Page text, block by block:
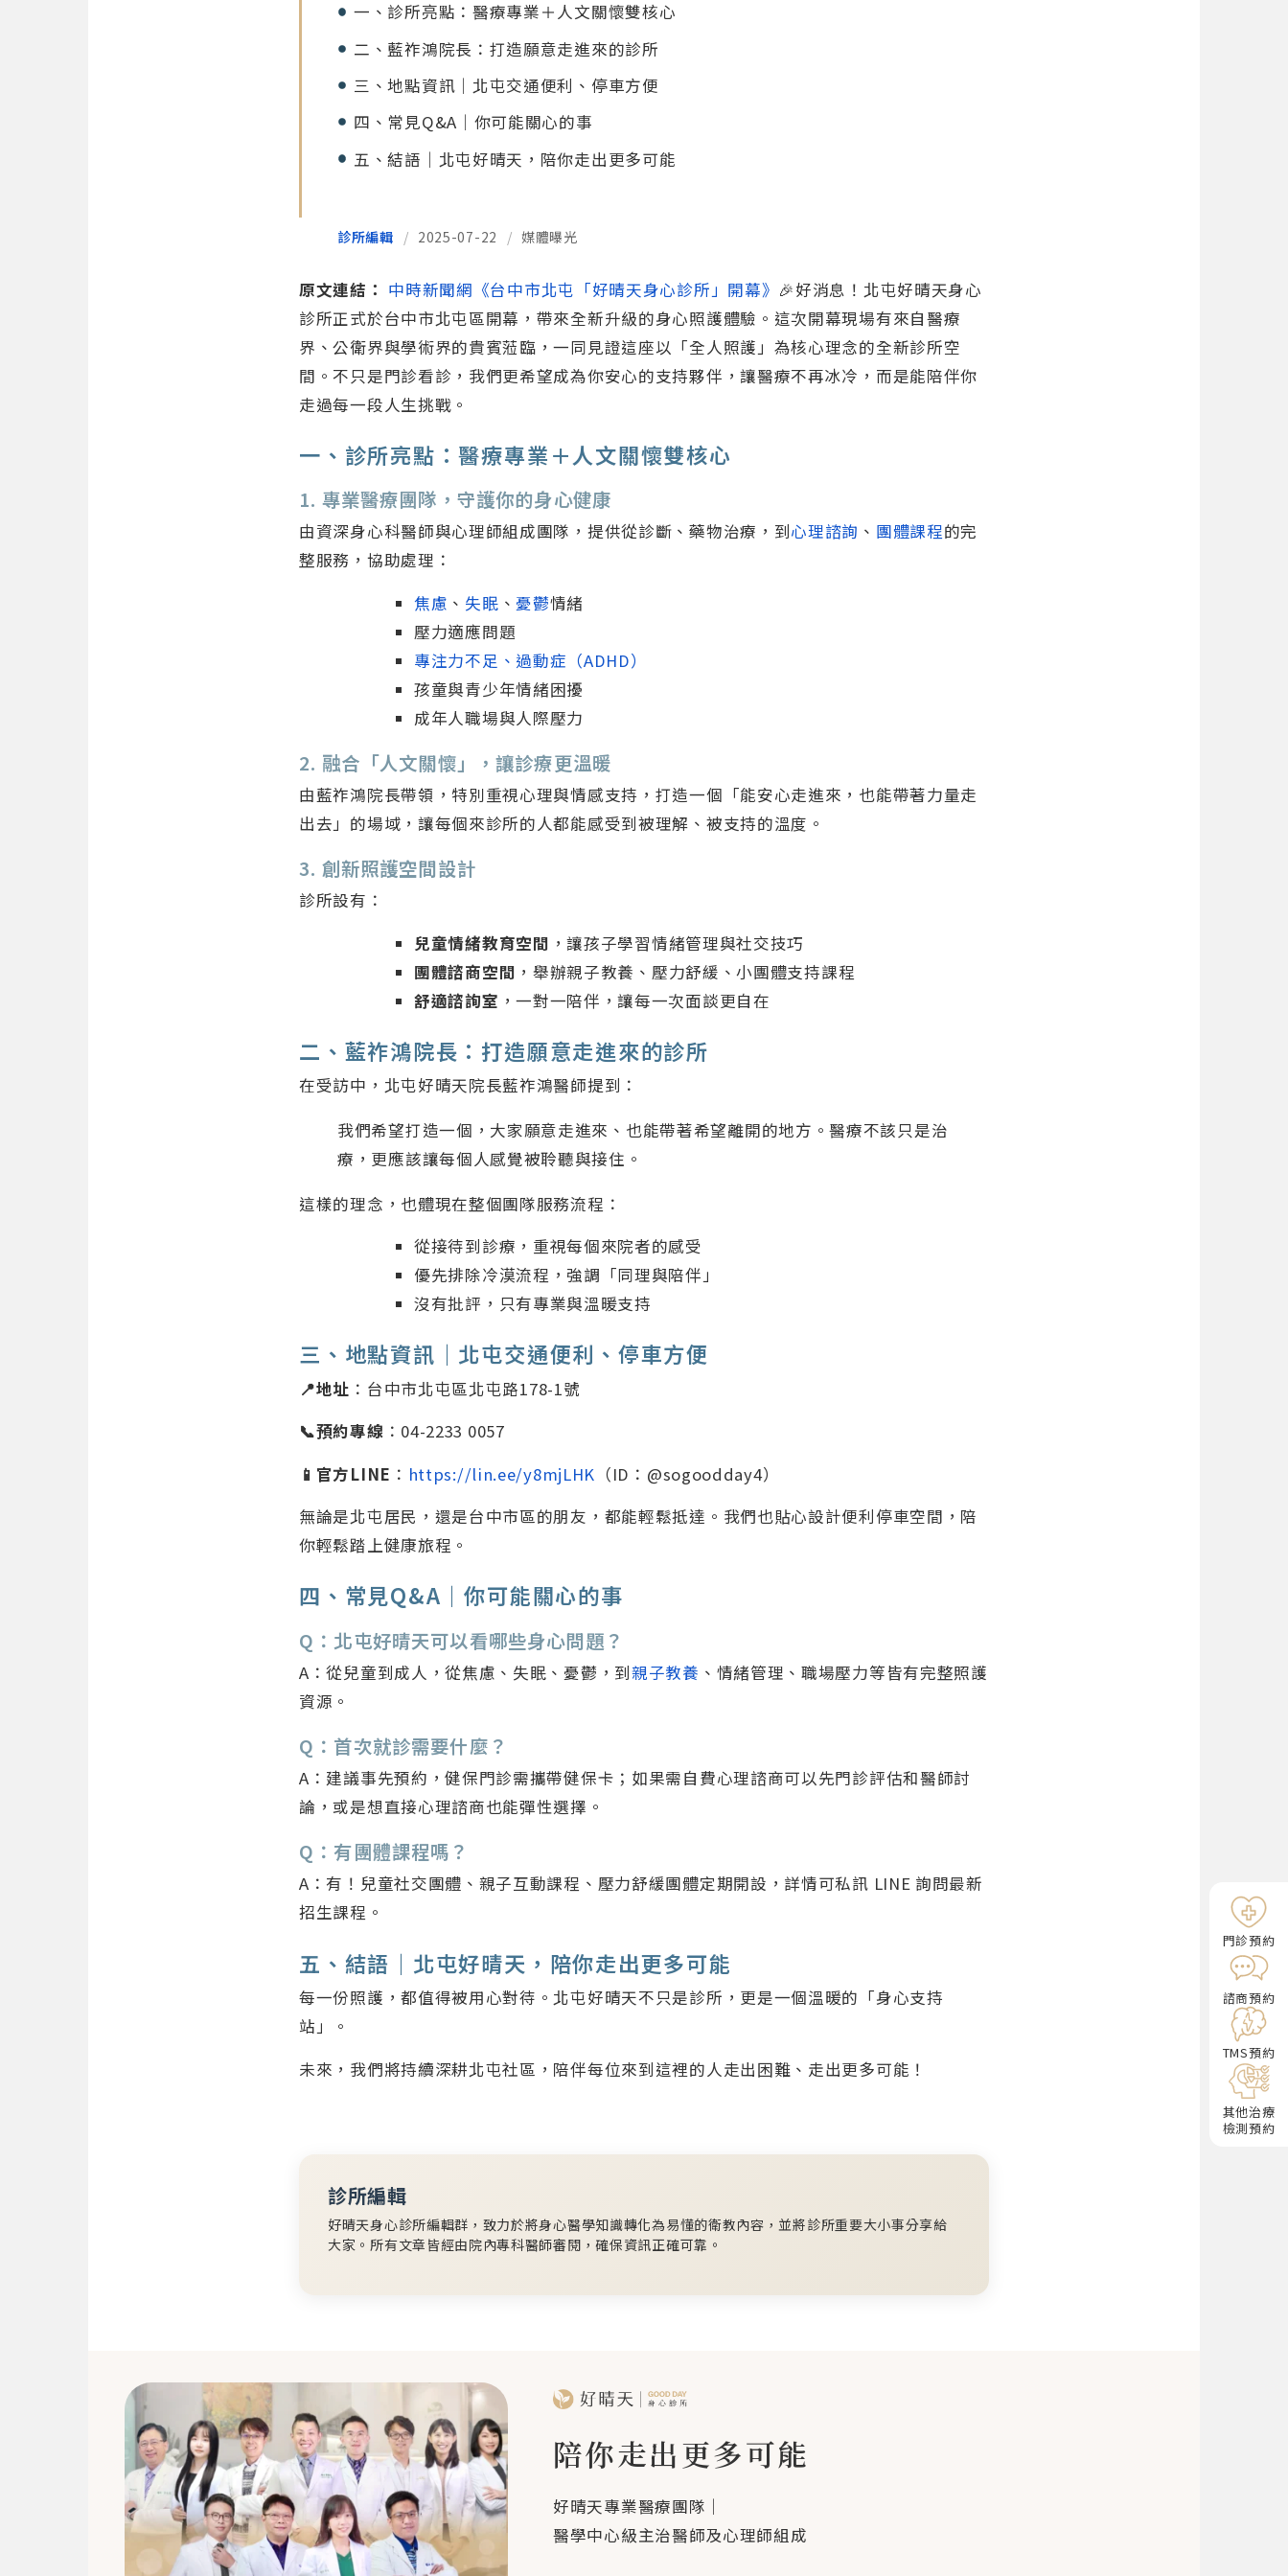
一、診所亮點：醫療專業＋人文關懷雙核心
二、藍祚鴻院長：打造願意走進來的診所
三、地點資訊｜北屯交通便利、停車方便
四、常見Q&A｜你可能關心的事
五、結語｜北屯好晴天，陪你走出更多可能
診所編輯 / 2025-07-22 / 媒體曝光
原文連結： 中時新聞網《台中市北屯「好晴天身心診所」開幕》 🎉好消息！北屯好晴天身心
診所正式於台中市北屯區開幕，帶來全新升級的身心照護體驗。這次開幕現場有來自醫療
界、公衛界與學術界的貴賓蒞臨，一同見證這座以「全人照護」為核心理念的全新診所空
間。不只是門診看診，我們更希望成為你安心的支持夥伴，讓醫療不再冰冷，而是能陪伴你
走過每一段人生挑戰。
一、診所亮點：醫療專業＋人文關懷雙核心
1. 專業醫療團隊，守護你的身心健康
由資深身心科醫師與心理師組成團隊，提供從診斷、藥物治療，到心理諮詢 、 團體課程的完
整服務，協助處理：
焦慮 、 失眠 、 憂鬱情緒
壓力適應問題
專注力不足、過動症（ADHD）
孩童與青少年情緒困擾
成年人職場與人際壓力
2. 融合「人文關懷」，讓診療更溫暖
由藍祚鴻院長帶領，特別重視心理與情感支持，打造一個「能安心走進來，也能帶著力量走
出去」的場域，讓每個來診所的人都能感受到被理解、被支持的溫度。
3. 創新照護空間設計
診所設有：
兒童情緒教育空間 ，讓孩子學習情緒管理與社交技巧
團體諮商空間 ，舉辦親子教養、壓力舒緩、小團體支持課程
舒適諮詢室 ，一對一陪伴，讓每一次面談更自在
二、藍祚鴻院長：打造願意走進來的診所
在受訪中，北屯好晴天院長藍祚鴻醫師提到：
我們希望打造一個，大家願意走進來、也能帶著希望離開的地方。醫療不該只是治
療，更應該讓每個人感覺被聆聽與接住。
這樣的理念，也體現在整個團隊服務流程：
從接待到診療，重視每個來院者的感受
優先排除冷漠流程，強調「同理與陪伴」
沒有批評，只有專業與溫暖支持
三、地點資訊｜北屯交通便利、停車方便
📍地址 ：台中市北屯區北屯路178-1號
📞預約專線 ：04-2233 0057
📱官方LINE ： https://lin.ee/y8mjLHK （ID：@sogoodday4）
無論是北屯居民，還是台中市區的朋友，都能輕鬆抵達。我們也貼心設計便利停車空間，陪
你輕鬆踏上健康旅程。
四、常見Q&A｜你可能關心的事
Q：北屯好晴天可以看哪些身心問題？
A：從兒童到成人，從焦慮、失眠、憂鬱，到親子教養 、情緒管理、職場壓力等皆有完整照護
資源。
Q：首次就診需要什麼？
A：建議事先預約，健保門診需攜帶健保卡；如果需自費心理諮商可以先門診評估和醫師討
論，或是想直接心理諮商也能彈性選擇。
Q：有團體課程嗎？
A：有！兒童社交團體、親子互動課程、壓力舒緩團體定期開設，詳情可私訊 LINE 詢問最新
招生課程。
五、結語｜北屯好晴天，陪你走出更多可能
每一份照護，都值得被用心對待。北屯好晴天不只是診所，更是一個溫暖的「身心支持
站」。
未來，我們將持續深耕北屯社區，陪伴每位來到這裡的人走出困難、走出更多可能！
診所編輯
好晴天身心診所編輯群，致力於將身心醫學知識轉化為易懂的衛教內容，並將診所重要大小事分享給
大家。所有文章皆經由院內專科醫師審閱，確保資訊正確可靠。
陪你走出更多可能
好晴天專業醫療團隊｜
醫學中心級主治醫師及心理師組成
門診預約
諮商預約
TMS預約
其他治療
檢測預約